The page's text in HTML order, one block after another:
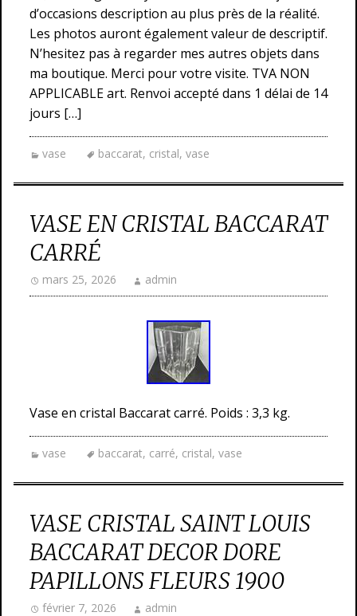
d’occasions description au plus près de la réalité.
Les photos auront également valeur de descriptif.
N’hesitez pas à regarder mes autres objets dans
ma boutique. Merci pour votre visite. TVA NON
APPLICABLE art. Renvoi accepté dans 1 délai de 14
jours […]
vase baccarat, cristal, vase
VASE EN CRISTAL BACCARAT
CARRÉ
mars 25, 2026 admin
Vase en cristal Baccarat carré. Poids : 3,3 kg.
vase baccarat, carré, cristal, vase
VASE CRISTAL SAINT LOUIS
BACCARAT DECOR DORE
PAPILLONS FLEURS 1900
février 7, 2026 admin